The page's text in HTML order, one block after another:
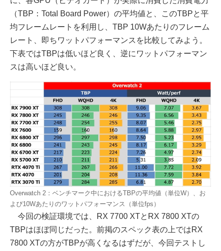
（TBP：Total Board Power）の平均値と、このTBPと平
均フレームレートを利用し、TBP 10Wあたりのフレーム
レート、即ちワットパフォーマンスを比較してみよう。
下表ではTBPは低いほど良く、逆にワットパフォーマン
スは高いほど良い。
Overwatch 2：ベンチマーク中におけるTBPの平均値（単位W）、お
よび10Wあたりのワットパフォーマンス（単位fps）
今回の検証環境では、RX 7700 XTとRX 7800 XTの
TBPはほぼ同じだった。前掲のスペック表の上ではRX
7800 XTの方がTBPが高くなるはずだが、今回テストし